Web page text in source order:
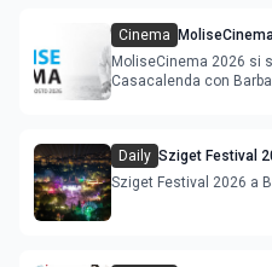
Cinema
MoliseCinema 2026 si
Casacalenda con
Daily Sziget Festival
Sziget Festival 2026 a